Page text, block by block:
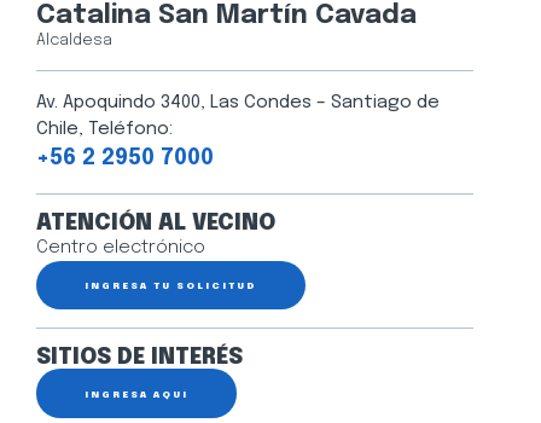
Catalina San Martín Cavada
Alcaldesa
Av. Apoquindo 3400, Las Condes – Santiago de
Chile, Teléfono:
+56 2 2950 7000
ATENCIÓN AL VECINO
Centro electrónico
INGRESA TU SOLICITUD
SITIOS DE INTERÉS
INGRESA AQUÍ